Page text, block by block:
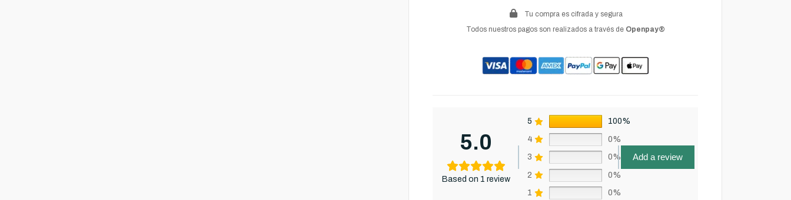
Tu compra es cifrada y segura
Todos nuestros pagos son realizados a través de Openpay®
5.0
Based on 1 review
5 100%
4 0%
3 0%
2 0%
1 0%
Add a review